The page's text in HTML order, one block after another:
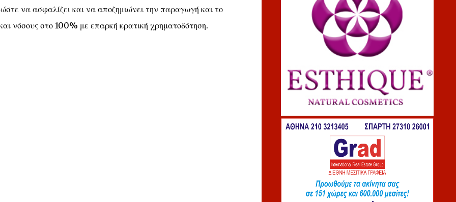
να ασφαλίζει και να αποζημιώνει την παραγωγή και το
νόσους στο 100% με επαρκή κρατική χρηματοδότηση.